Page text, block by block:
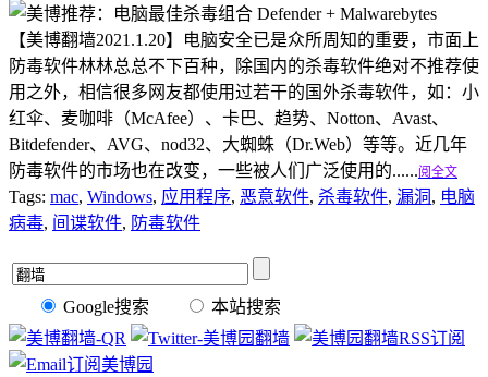
【美博翻墙2021.1.20】电脑安全已是众所周知的重要，市面上
防毒软件林林总总不下百种，除国内的杀毒软件绝对不推荐使
用之外，相信很多网友都使用过若干的国外杀毒软件，如：小
红伞、麦咖啡（McAfee）、卡巴、趋势、Notton、Avast、
Bitdefender、AVG、nod32、大蜘蛛（Dr.Web）等等。近几年
防毒软件的市场也在改变，一些被人们广泛使用的......阅全文
Tags: mac, Windows, 应用程序, 恶意软件, 杀毒软件, 漏洞 , 电脑
病毒, 间谍软件, 防毒软件
Google搜索 本站搜索